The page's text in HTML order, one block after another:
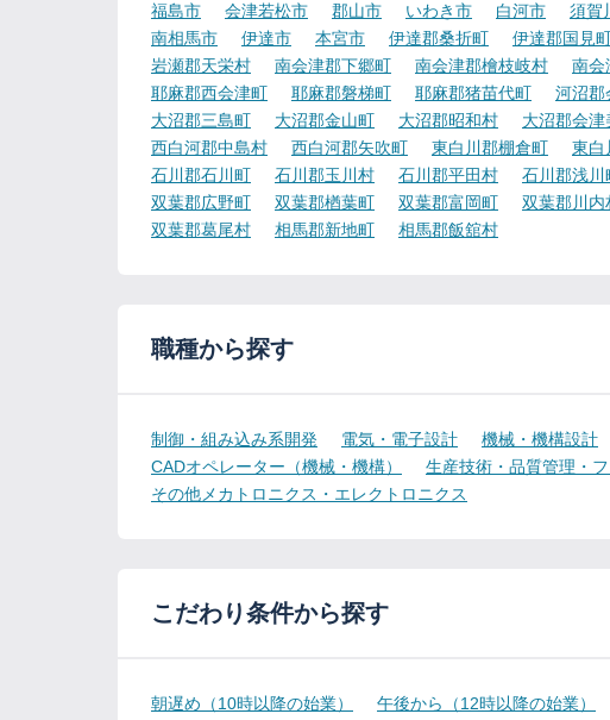
福島市 会津若松市 郡山市 いわき市 白河市 須賀
南相馬市
伊達市 本宮市 伊達郡桑折町 伊達郡国見
岩瀬郡天栄村
南会津郡下郷町 南会津郡檜枝岐村 南会
耶麻郡西会津町
耶麻郡磐梯町 耶麻郡猪苗代町 河沼郡
大沼郡三島町
大沼郡金山町 大沼郡昭和村 大沼郡会津
西白河郡中島村
西白河郡矢吹町 東白川郡棚倉町 東白
石川郡石川町
石川郡玉川村 石川郡平田村 石川郡浅川
双葉郡広野町
双葉郡楢葉町 双葉郡富岡町 双葉郡川内
双葉郡葛尾村
相馬郡新地町 相馬郡飯舘村
職種から探す
制御・組み込み系開発 電気・電子設計 機械・機構設計
CADオペレーター（機械・機構）
生産技術・品質管理・
その他メカトロニクス・エレクトロニクス
こだわり条件から探す
朝遅め（10時以降の始業） 午後から（12時以降の始業）